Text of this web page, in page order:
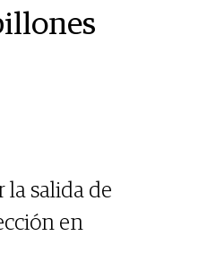
la salida de
en